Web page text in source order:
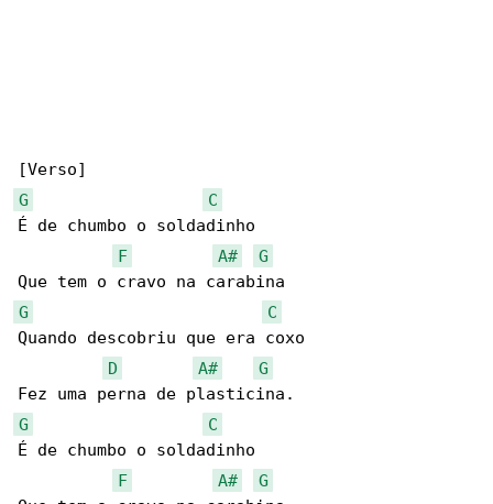
G
C
É de chumbo o soldadinho
F
A#
G
G
C
Quando descobriu que era coxo
D
A#
G
G
C
É de chumbo o soldadinho
F
A#
G